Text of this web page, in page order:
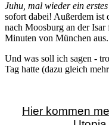
Juhu, mal wieder ein
sofort dabei! Außerdem ist
nach Moosburg an der
Minuten von München aus.
Und was soll ich sagen -
Tag hatte (dazu gleich
Hier kommen